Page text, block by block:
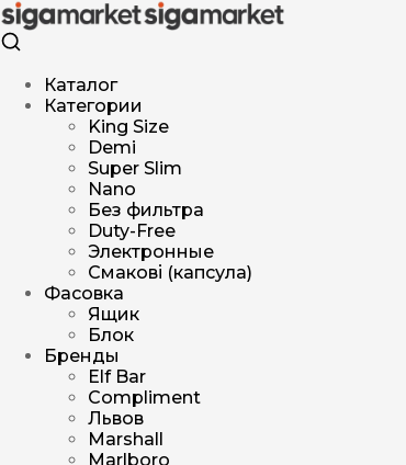
Каталог
Категории
King Size
Demi
Super Slim
Nano
Без фильтра
Duty-Free
Электронные
Смакові (капсула)
Фасовка
Ящик
Блок
Бренды
Elf Bar
Compliment
Львов
Marshall
Marlboro